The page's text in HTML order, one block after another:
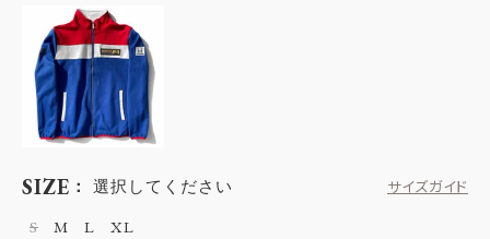
SIZE 選択してください
サイズガイド
S
M L XL